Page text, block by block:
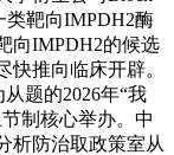
类靶向IMPDH2酶
向IMPDH2的候选
推向临床开辟。
题的2026年“我
制核心举办。中
析防治取政策室从